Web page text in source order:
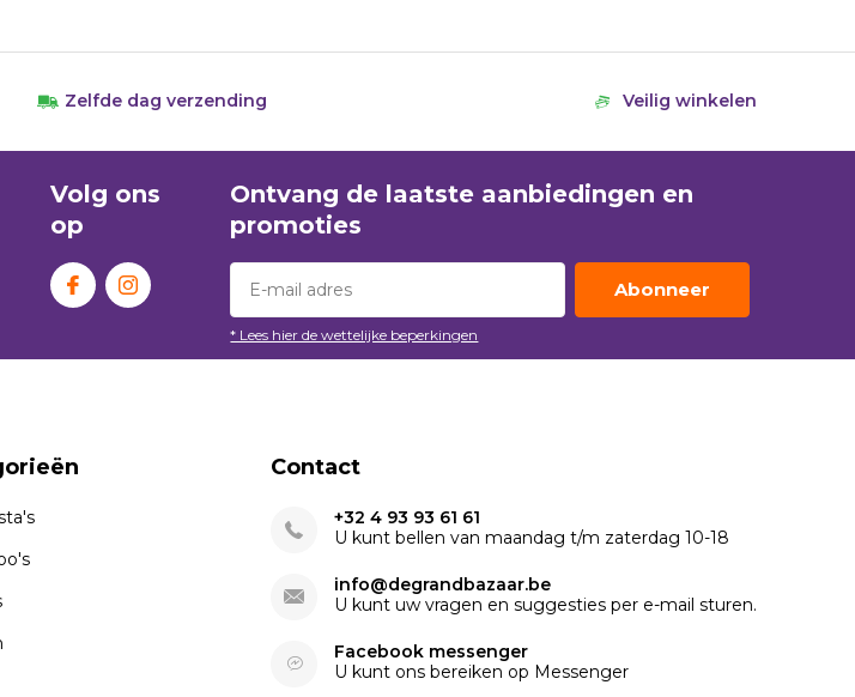
Zelfde dag verzending Veilig winkelen
Volg ons
op
Ontvang de laatste aanbiedingen en
promoties
Abonneer
* Lees hier de wettelijke beperkingen
Contact
+32 4 93 93 61 61
U kunt bellen van maandag t/m zaterdag 10-18
info@degrandbazaar.be
U kunt uw vragen en suggesties per e-mail sturen.
Facebook messenger
U kunt ons bereiken op Messenger